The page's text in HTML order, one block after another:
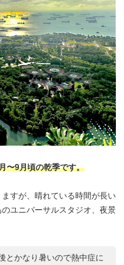
〜9月頃の乾季です。
すが、晴れている時間が長い
ユニバーサルスタジオ、夜景
とかなり暑いので熱中症に